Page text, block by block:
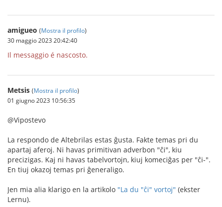
amigueo (Mostra il profilo)
30 maggio 2023 20:42:40
Il messaggio é nascosto.
Metsis (Mostra il profilo)
01 giugno 2023 10:56:35
@Vipostevo
La respondo de Altebrilas estas ĝusta. Fakte temas pri du
apartaj aferoj. Ni havas primitivan adverbon "ĉi", kiu
precizigas. Kaj ni havas tabelvortojn, kiuj komeciĝas per "ĉi-".
En tiuj okazoj temas pri ĝeneraligo.
Jen mia alia klarigo en la artikolo "La du "ĉi" vortoj" (ekster
Lernu).